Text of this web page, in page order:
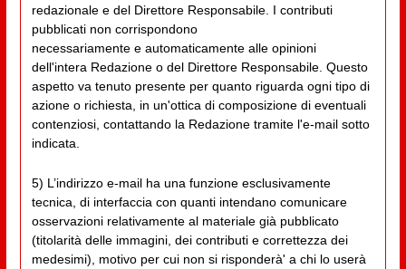
redazionale e del Direttore Responsabile. I contributi
pubblicati non corrispondono
necessariamente e automaticamente alle opinioni
dell'intera Redazione o del Direttore Responsabile. Questo
aspetto va tenuto presente per quanto riguarda ogni tipo di
azione o richiesta, in un'ottica di composizione di eventuali
contenziosi, contattando la Redazione tramite l'e-mail sotto
indicata.
5) L’indirizzo e-mail ha una funzione esclusivamente
tecnica, di interfaccia con quanti intendano comunicare
osservazioni relativamente al materiale già pubblicato
(titolarità delle immagini, dei contributi e correttezza dei
medesimi), motivo per cui non si risponderà' a chi lo userà